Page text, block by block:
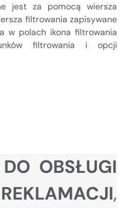
jest za pomocą wiersza
filtrowania zapisywane
w polach ikona filtrowania
filtrowania i opcji
OBSŁUGI
,